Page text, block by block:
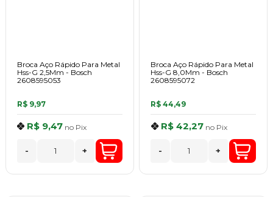
Broca Aço Rápido Para Metal
Hss-G 2,5Mm - Bosch
2608595053
R$ 9,97
R$ 9,47 no Pix
- +
Broca Aço Rápido Para Metal
Hss-G 8,0Mm - Bosch
2608595072
R$ 44,49
R$ 42,27 no Pix
- +